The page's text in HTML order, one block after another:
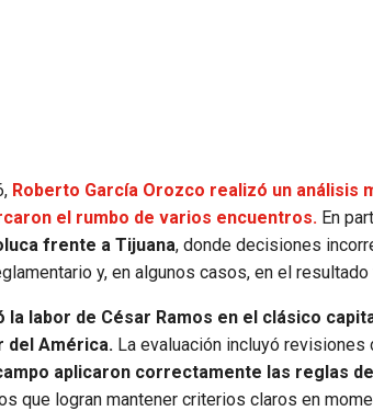
Roberto García Orozco realizó un análisis
el rumbo de varios encuentros. En
frente a Tijuana, donde decisiones
y, en algunos casos, en el resultado
labor de César Ramos en el clásico
del América. La evaluación incluyó
aplicaron correctamente las reglas
que logran mantener criterios claros en